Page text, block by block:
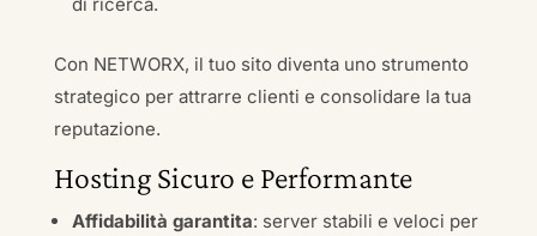
Con NETWORX, il tuo sito diventa uno strumento
strategico per attrarre clienti e consolidare la tua
reputazione.
Hosting Sicuro e Performante
Affidabilità garantita: server stabili e veloci per